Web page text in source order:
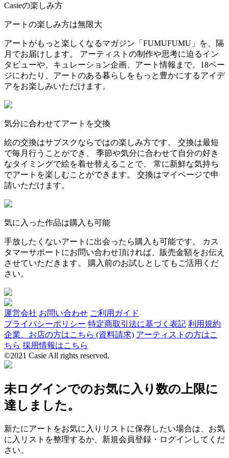
Casieの楽しみ方
アートの楽しみ方は無限大
アートがもっと楽しくなるマガジン「FUMUFUMU」を、隔
月でお届けします。 アーティストの制作や思考に迫るイン
タビューや、キュレーション企画、アート情報まで。18ペー
ジにわたり、アートのある暮らしをもっと豊かにするアイデ
アをお楽しみいただけます。
気分に合わせてアートを交換
絵の交換はサブスクならではの楽しみ方です。 交換は最短
で毎月行うことができ、 季節や気分に合わせて自分の好き
なタイミングで絵を着せ替えることで、 常に新鮮な気持ち
でアートを楽しむことができます。 交換はマイページで申
請いただけます。
気に入った作品は購入も可能
手放したくないアートに出会ったら購入も可能です。 カス
タマーサポートにお問い合わせ頂ければ、販売金額をお伝え
させていただきます。 購入前のお試しとしてもご活用くだ
さい。
運営会社 お問い合わせ ご利用ガイド
プライバシーポリシー 特定商取引法に基づく表記 利用規約
企業、お店の方はこちら (資料請求) アーティストの方はこ
ちら 採用情報はこちら
©2021 Casie All rights reserved.
未ログインでのお気に入り数の上限に
達しました。
新たにアートをお気に入りリストに保存したい場合は、お気
に入リストを整理するか、新規会員登録・ログインしてくだ
さい。